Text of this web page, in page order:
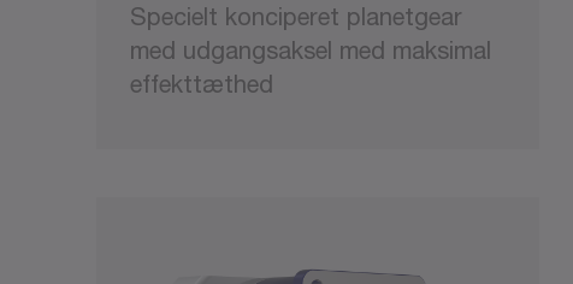
Specielt konciperet planetgear
med udgangsaksel med maksimal
effekttæthed